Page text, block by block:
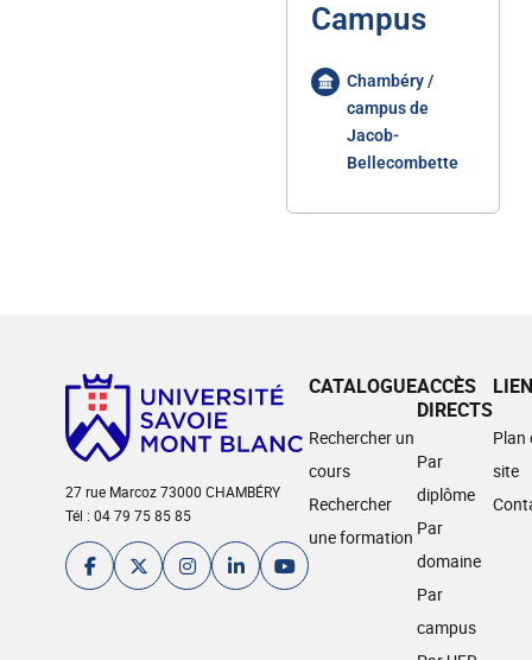
Campus
Chambéry /
campus de
Jacob-
Bellecombette
27 rue Marcoz 73000 CHAMBÉRY
Tél : 04 79 75 85 85
CATALOGUE
Rechercher un
cours
Rechercher
une formation
ACCÈS
DIRECTS
Par
diplôme
Par
domaine
Par
campus
Plan
site